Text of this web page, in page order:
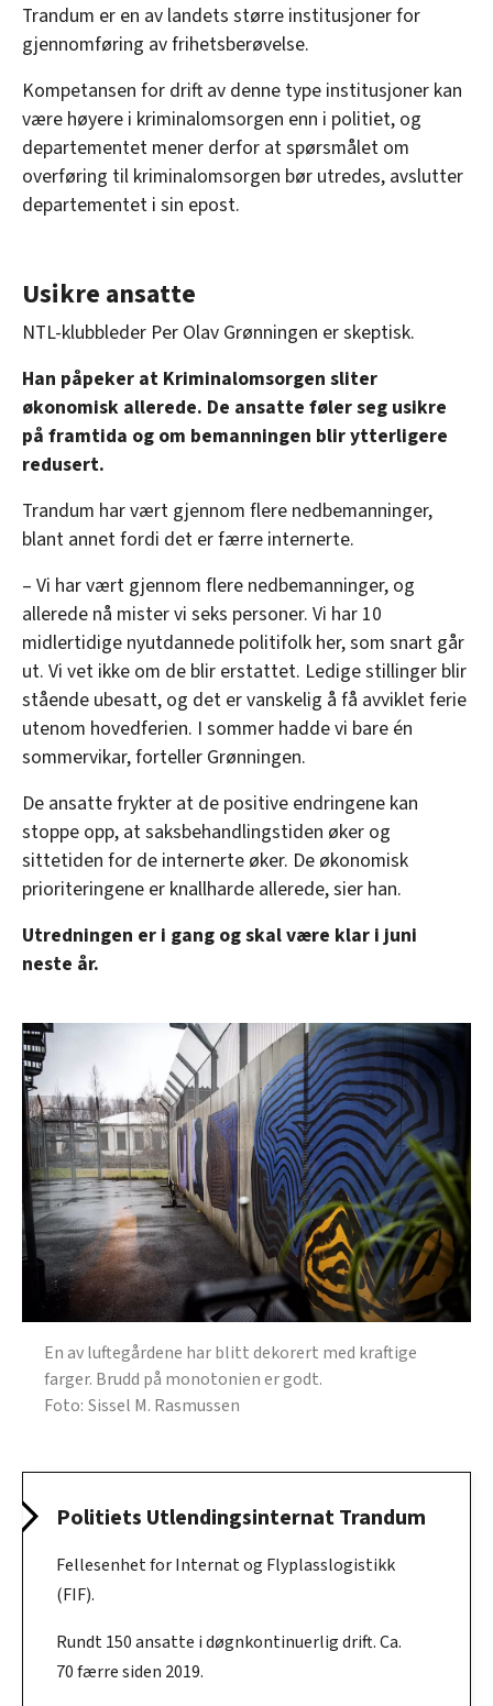
Trandum er en av landets større institusjoner for
gjennomføring av frihetsberøvelse.
Kompetansen for drift av denne type institusjoner kan
være høyere i kriminalomsorgen enn i politiet, og
departementet mener derfor at spørsmålet om
overføring til kriminalomsorgen bør utredes, avslutter
departementet i sin epost.
Usikre ansatte
NTL-klubbleder Per Olav Grønningen er skeptisk.
Han påpeker at Kriminalomsorgen sliter
økonomisk allerede. De ansatte føler seg usikre
på framtida og om bemanningen blir ytterligere
redusert.
Trandum har vært gjennom flere nedbemanninger,
blant annet fordi det er færre internerte.
– Vi har vært gjennom flere nedbemanninger, og
allerede nå mister vi seks personer. Vi har 10
midlertidige nyutdannede politifolk her, som snart går
ut. Vi vet ikke om de blir erstattet. Ledige stillinger blir
stående ubesatt, og det er vanskelig å få avviklet ferie
utenom hovedferien. I sommer hadde vi bare én
sommervikar, forteller Grønningen.
De ansatte frykter at de positive endringene kan
stoppe opp, at saksbehandlingstiden øker og
sittetiden for de internerte øker. De økonomisk
prioriteringene er knallharde allerede, sier han.
Utredningen er i gang og skal være klar i juni
neste år.
En av luftegårdene har blitt dekorert med kraftige
farger. Brudd på monotonien er godt.
Sissel M. Rasmussen
Politiets Utlendingsinternat Trandum
Fellesenhet for Internat og Flyplasslogistikk
(FIF).
Rundt 150 ansatte i døgnkontinuerlig drift. Ca.
70 færre siden 2019.